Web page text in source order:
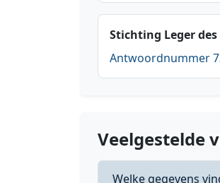
Stichting Leger des
Antwoordnummer
Veelgestelde
Welke gegevens